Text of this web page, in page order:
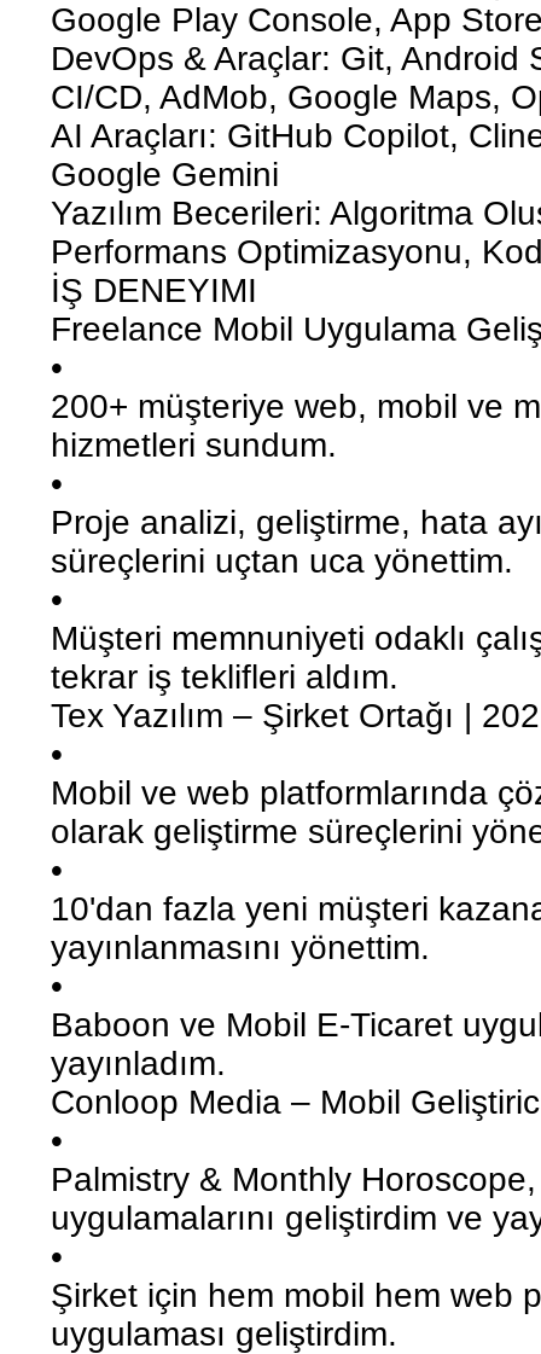
Google Play Console, App
DevOps & Araçlar: Git, Android
CI/CD, AdMob, Google Maps,
AI Araçları: GitHub Copilot,
Google Gemini
Yazılım Becerileri: Algoritma
Performans Optimizasyonu,
İŞ DENEYIMI
Freelance Mobil Uygulama
•
200+ müşteriye web, mobil ve
hizmetleri sundum.
•
Proje analizi, geliştirme, hata
süreçlerini uçtan uca yönettim.
•
Müşteri memnuniyeti odaklı
tekrar iş teklifleri aldım.
Tex Yazılım – Şirket Ortağı |
•
Mobil ve web platformlarında
olarak geliştirme süreçlerini
•
10'dan fazla yeni müşteri
yayınlanmasını yönettim.
•
Baboon ve Mobil E-Ticaret
yayınladım.
Conloop Media – Mobil
•
Palmistry & Monthly
uygulamalarını geliştirdim ve
•
Şirket için hem mobil hem web
uygulaması geliştirdim.